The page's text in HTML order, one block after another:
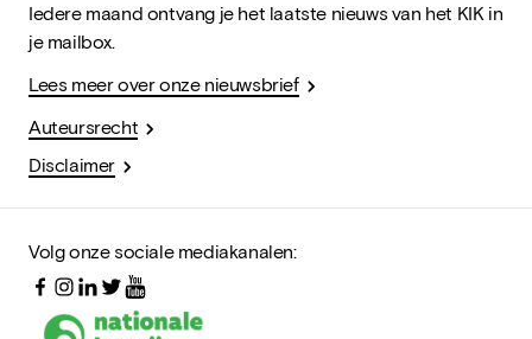
Iedere maand ontvang je het laatste nieuws van het KIK in
je mailbox.
Lees meer over onze nieuwsbrief
Auteursrecht
Disclaimer
Volg onze sociale mediakanalen: